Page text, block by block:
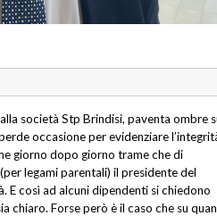
società Stp Brindisi, paventa ombre
occasione per evidenziare
giorno dopo giorno trame che di
legami parentali) il presidente del
E così ad alcuni dipendenti si chiedono
chiaro. Forse però è il caso che su